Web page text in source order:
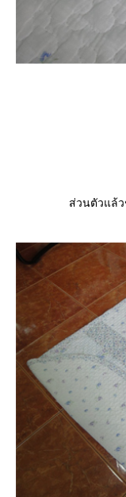
ส่วนตัวแล้